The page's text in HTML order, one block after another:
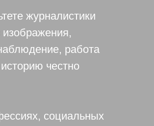
журналистики
работа
честно
социальных